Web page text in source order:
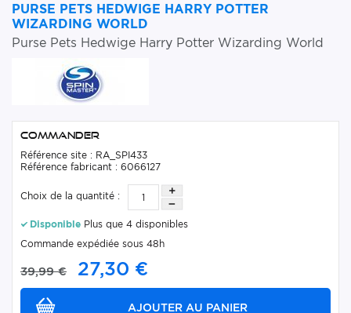
PURSE PETS HEDWIGE HARRY POTTER
WIZARDING WORLD
Purse Pets Hedwige Harry Potter Wizarding World
Commander
Référence site : RA_SPI433
Référence fabricant : 6066127
Choix de la quantité :
Disponible Plus que 4 disponibles
Commande expédiée sous 48h
39,99 € 27,30 €